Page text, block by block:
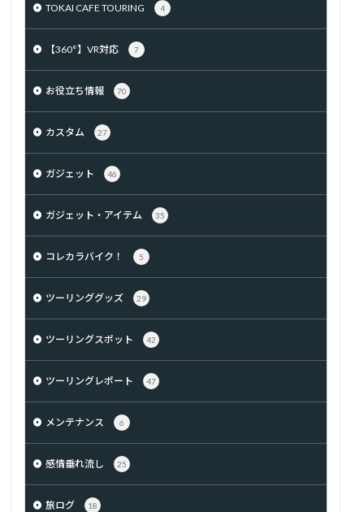
TOKAI CAFE TOURING 4
【360°】VR対応 7
お役立ち情報 70
カスタム 27
ガジェット 46
ガジェット・アイテム 35
コレカラバイク！ 5
ツーリンググッズ 29
ツーリングスポット 42
ツーリングレポート 47
メンテナンス 6
感情垂れ流し 25
旅ログ 18